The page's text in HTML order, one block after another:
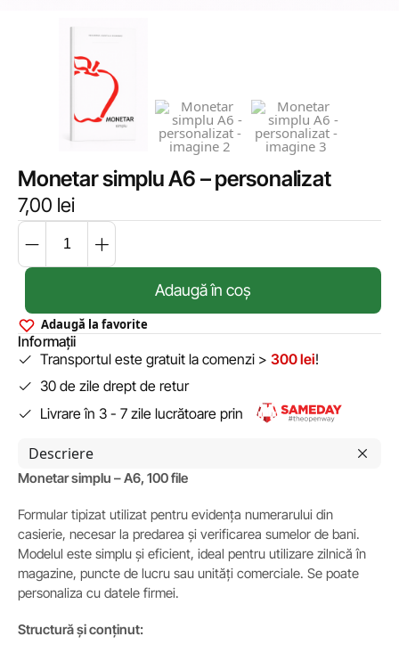
Monetar simplu A6 – personalizat
7,00 lei
Adaugă în coș
Adaugă la favorite
Informații
Transportul este gratuit la comenzi > 300 lei!
30 de zile drept de retur
Livrare în 3 - 7 zile lucrătoare prin
Descriere
Monetar simplu – A6, 100 file
Formular tipizat utilizat pentru evidența numerarului din
casierie, necesar la predarea și verificarea sumelor de bani.
Modelul este simplu și eficient, ideal pentru utilizare zilnică în
magazine, puncte de lucru sau unități comerciale. Se poate
personaliza cu datele firmei.
Structură și conținut: